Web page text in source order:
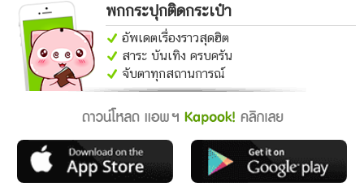
พกกระปุกติดกระเป๋า
อัพเดตเรื่องราวสุดฮิต
สาระ บันเทิง ครบครัน
จับตาทุกสถานการณ์